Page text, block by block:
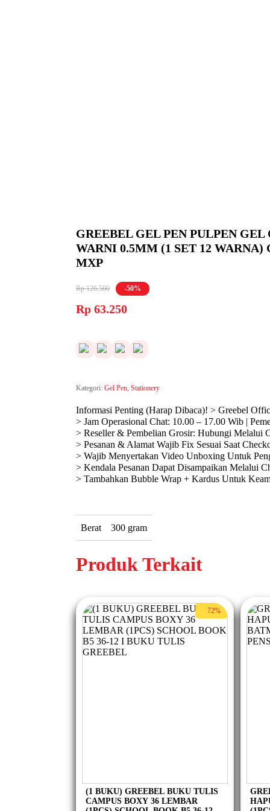
GREEBEL GEL PEN PULPEN
WARNI 0.5MM (1 SET 12 WARNA)
MXP
-50%
Rp126.500
Harga
aslinya
Rp 63.250Harga
Rp 63.250.
Kategori:Gel Pen,Stationery
Informasi Penting (Harap Dibaca)! > Greebel
> Jam Operasional Chat: 10.00 – 17.00 Wib |
> Reseller & Pembelian Grosir: Hubungi Melalui
> Pesanan & Alamat Wajib Fix Sesuai Saat
> Wajib Menyertakan Video Unboxing Untuk
> Kendala Pesanan Dapat Disampaikan Melalui
> Tambahkan Bubble Wrap + Kardus Untuk
Berat 300 gram
Produk Terkait
72%
(1 BUKU) GREEBEL BUKU TULIS
CAMPUS BOXY 36 LEMBAR